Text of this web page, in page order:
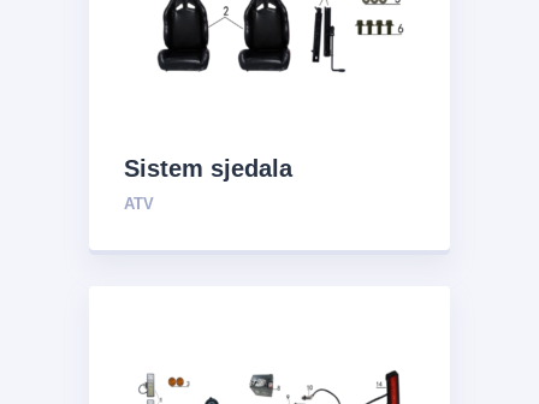
Sistem sjedala
ATV